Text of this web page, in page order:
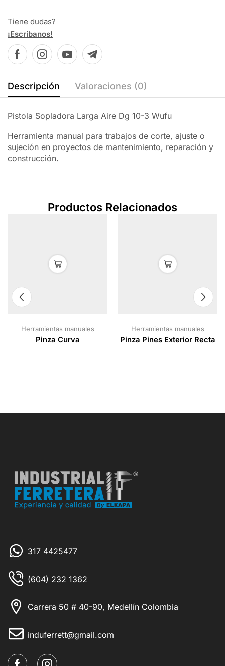
Tiene dudas?
¡Escríbanos!
Descripción Valoraciones (0)
Pistola Sopladora Larga Aire Dg 10-3 Wufu
Herramienta manual para trabajos de corte, ajuste o
sujeción en proyectos de mantenimiento, reparación y
construcción.
Productos Relacionados
Herramientas manuales
Pinza Curva
Herramientas manuales
Pinza Pines Exterior Recta
317 4425477
(604) 232 1362
Carrera 50 # 40-90, Medellín Colombia
induferrett@gmail.com